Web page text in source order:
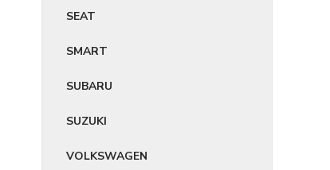
SEAT
SMART
SUBARU
SUZUKI
VOLKSWAGEN